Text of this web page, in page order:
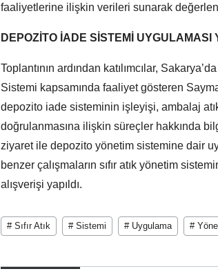
faaliyetlerine ilişkin verileri sunarak
DEPOZİTO İADE SİSTEMİ UYGULAMASI
Toplantının ardından katılımcılar,
Sistemi kapsamında faaliyet gösteren
depozito iade sisteminin işleyişi, ambalaj
doğrulanmasına ilişkin süreçler hakkında
ziyaret ile depozito yönetim sistemine dair
benzer çalışmaların sıfır atık yönetim
alışverişi yapıldı.
# Sıfır Atık # Sistemi # Uygulama #